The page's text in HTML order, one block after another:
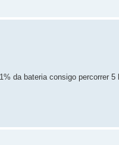
da bateria consigo percorrer 5